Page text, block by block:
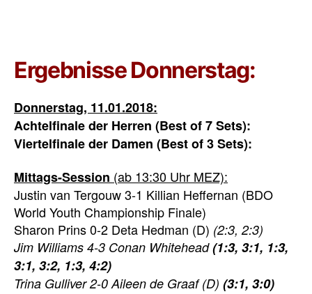
Ergebnisse Donnerstag:
Donnerstag, 11.01.2018:
Achtelfinale der Herren (Best of 7 Sets):
Viertelfinale der Damen (Best of 3 Sets):
Mittags-Session (ab 13:30 Uhr MEZ):
Justin van Tergouw 3-1 Killian Heffernan (BDO
World Youth Championship Finale)
Sharon Prins 0-2 Deta Hedman (D) (2:3, 2:3)
Jim Williams 4-3 Conan Whitehead(1:3, 3:1, 1:3,
3:1, 3:2, 1:3, 4:2)
Trina Gulliver 2-0 Aileen de Graaf (D) (3:1, 3:0)